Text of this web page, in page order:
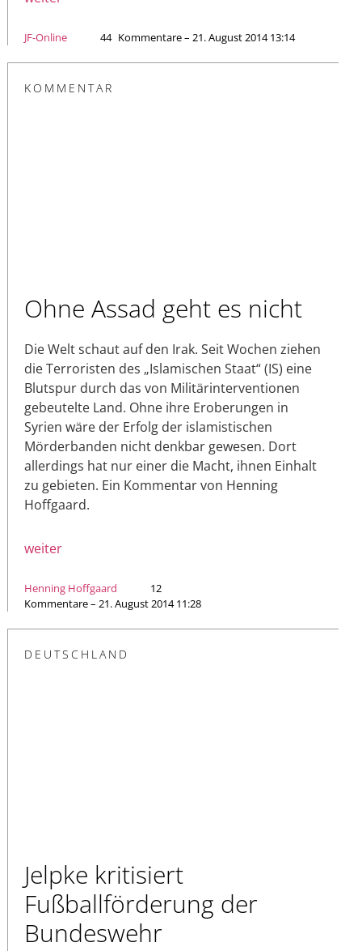
JF-Online 44 Kommentare – 21. August 2014 13:14
KOMMENTAR
Ohne Assad geht es nicht
Die Welt schaut auf den Irak. Seit Wochen ziehen
die Terroristen des „Islamischen Staat“ (IS) eine
Blutspur durch das von Militärinterventionen
gebeutelte Land. Ohne ihre Eroberungen in
Syrien wäre der Erfolg der islamistischen
Mörderbanden nicht denkbar gewesen. Dort
allerdings hat nur einer die Macht, ihnen Einhalt
zu gebieten. Ein Kommentar von Henning
Hoffgaard.
weiter
Henning Hoffgaard
12
Kommentare – 21. August 2014 11:28
DEUTSCHLAND
Jelpke kritisiert
Fußballförderung der
Bundeswehr